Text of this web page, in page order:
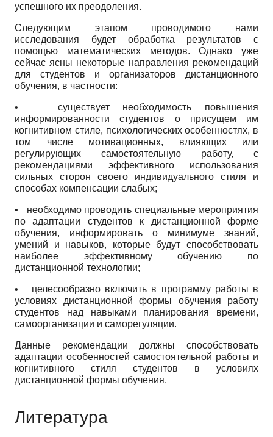
успешного их преодоления.
Следующим этапом проводимого нами
исследования будет обработка результатов с
помощью математических методов. Однако уже
сейчас ясны некоторые направления рекомендаций
для студентов и организаторов дистанционного
обучения, в частности:
• существует необходимость повышения
информированности студентов о присущем им
когнитивном стиле, психологических особенностях, в
том числе мотивационных, влияющих или
регулирующих самостоятельную работу, с
рекомендациями эффективного использования
сильных сторон своего индивидуального стиля и
способах компенсации слабых;
• необходимо проводить специальные мероприятия
по адаптации студентов к дистанционной форме
обучения, информировать о минимуме знаний,
умений и навыков, которые будут способствовать
наиболее эффективному обучению по
дистанционной технологии;
• целесообразно включить в программу работы в
условиях дистанционной формы обучения работу
студентов над навыками планирования времени,
самоорганизации и саморегуляции.
Данные рекомендации должны способствовать
адаптации особенностей самостоятельной работы и
когнитивного стиля студентов в условиях
дистанционной формы обучения.
Литература